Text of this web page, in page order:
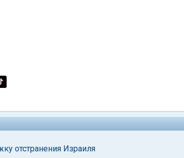
отстранения Израиля